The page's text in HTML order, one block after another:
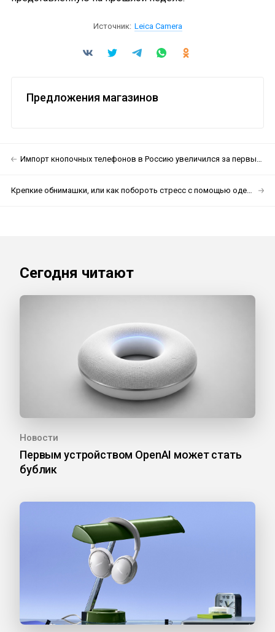
Источник: Leica Camera
Предложения магазинов
Импорт кнопочных телефонов в Россию увеличился за первые три месяца на 43 %
Крепкие обнимашки, или как побороть стресс с помощью одеяла
Сегодня читают
Новости
Первым устройством OpenAI может стать
бублик